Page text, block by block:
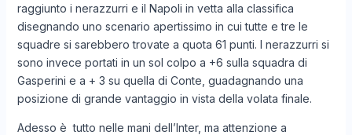
raggiunto i nerazzurri e il Napoli in vetta alla classifica
disegnando uno scenario apertissimo in cui tutte e tre le
squadre si sarebbero trovate a quota 61 punti. I nerazzurri si
sono invece portati in un sol colpo a +6 sulla squadra di
Gasperini e a + 3 su quella di Conte, guadagnando una
posizione di grande vantaggio in vista della volata finale.
Adesso è tutto nelle mani dell’Inter, ma attenzione a